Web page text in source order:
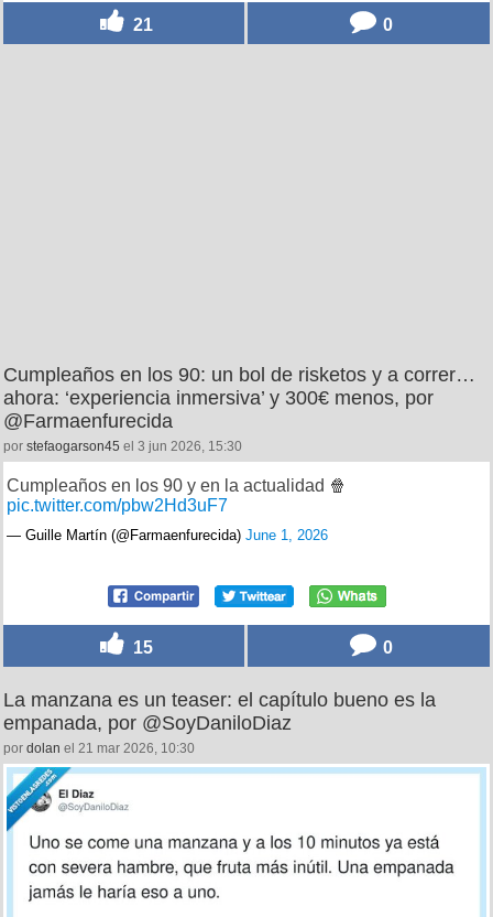
21 0
Cumpleaños en los 90: un bol de risketos y a correr…
ahora: ‘experiencia inmersiva’ y 300€ menos, por
@Farmaenfurecida
por stefaogarson45 el 3 jun 2026, 15:30
Cumpleaños en los 90 y en la actualidad 🍿
pic.twitter.com/pbw2Hd3uF7
— Guille Martín (@Farmaenfurecida) June 1, 2026
15 0
La manzana es un teaser: el capítulo bueno es la
empanada, por @SoyDaniloDiaz
por dolan el 21 mar 2026, 10:30